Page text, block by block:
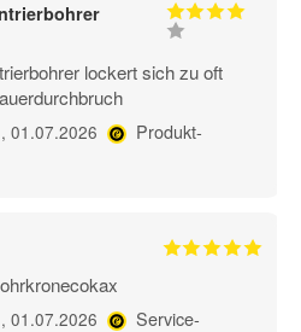
lockert sich zu oft
, 01.07.2026
Produkt-
, 01.07.2026
Service-